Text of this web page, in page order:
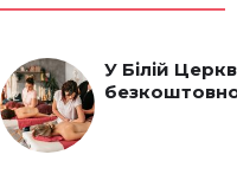
У Білій